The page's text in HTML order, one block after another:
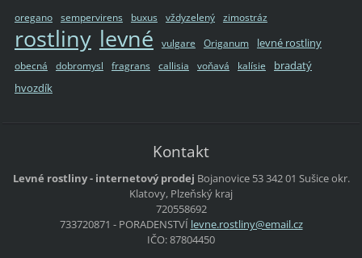
oregano sempervirens buxus vždyzelený zimostráz
rostliny levné vulgare Origanum levné rostliny
obecná dobromysl fragrans callisia voňavá kalísie
bradatý
hvozdík
Kontakt
Levné rostliny - internetový prodej Bojanovice 53342 01 Sušiceokr.
Klatovy, Plzeňský kraj
720558692
733720871 - PORADENSTVÍ levne.rostliny@email.cz
IČO: 87804450